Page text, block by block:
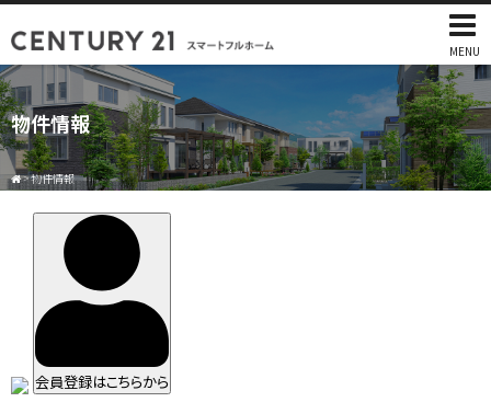
MENU
物件情報
>物件情報
会員登録はこちらから